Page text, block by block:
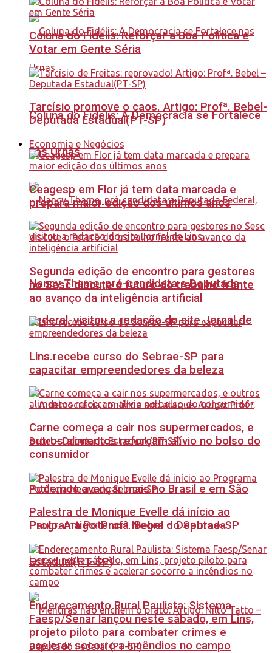
Coluna do Fidélis: A Democracia se Fortalece
nas Urnas
Nancy Thame, pré-candidata a Deputada
Federal, visitou a redação do site Jornal de
Lins.
Podemos avançar mais no Brasil e em São
Paulo. Artigo: Profª. Bebel – Deputada
Estadual(PT-SP)
Coluna do Fidelis: Reforçar a Boa Política e
Votar em Gente Séria
Tarcísio promove o caos. Artigo: Profª. Bebel-
Deputada Estadual(PT-SP)
Economia e Negócios
Ceagesp em Flor já tem data marcada e
prepara maior edição dos últimos anos
Segunda edição de encontro para gestores
no Sesc discute o futuro do trabalho frente
ao avanço da inteligência artificial
Lins recebe curso do Sebrae-SP para
capacitar empreendedores da beleza
Carne começa a cair nos supermercados, e
outros alimentos reforçam alívio no bolso do
consumidor
Palestra de Monique Evelle dá início ao
Programa Potência Negra do Sebrae-SP
Endereçamento Rural Paulista: Sistema
Faesp/Senar lançou neste sábado, em Lins,
projeto piloto para combater crimes e
acelerar socorro a incêndios no campo